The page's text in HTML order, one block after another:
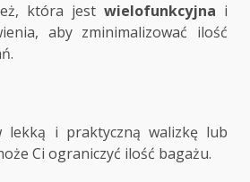
która jest wielofunkcyjna i
aby zminimalizować ilość
lekką i praktyczną walizkę lub
Ci ograniczyć ilość bagażu.